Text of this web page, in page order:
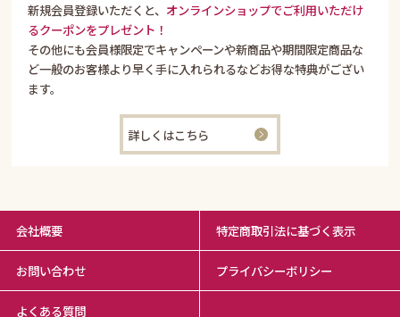
新規会員登録いただくと、 オンラインショップでご利用いただけ
るクーポンをプレゼント！
その他にも会員様限定でキャンペーンや新商品や期間限定商品な
ど一般のお客様より早く手に入れられるなどお得な特典がござい
ます。
詳しくはこちら
会社概要 特定商取引法に基づく表示
お問い合わせ プライバシーボリシー
よくある質問